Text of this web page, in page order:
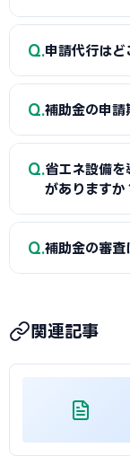
ースがあります
とをおすすめしま
A
SII認定設備
幅広い省エネ設
されるため、最
Q 申請代行はど
A
指定設備導入
トで石川県に対
無料でご紹介して
門家がサポートし
Q 補助金の申請
A
省エネ補助金
の締切が設定さ
するものもある
スケジュールは各
Q 省エネ設備
がありますか
A
省エネ補助金
法定耐用年数に基
Q 補助金の審査
まで約1〜2か月
り補助金は約2〜
月です。石川県
概ね1〜2か月で
手・発注を行わ
関連記事